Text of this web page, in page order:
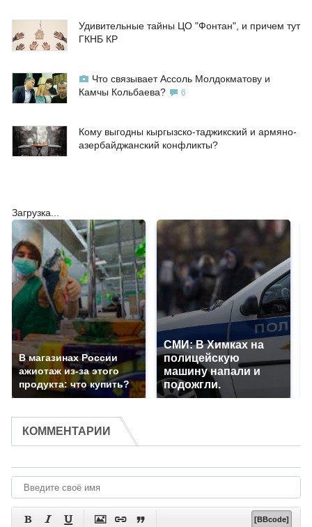
Удивительные тайны ЦО "Фонтан", и причем тут
ГКНБ КР
Что связывает Ассоль Молдокматову и
Камчы Кольбаева?
6
Кому выгодны кыргызско-таджикский и армяно-
азербайджанский конфликты?
Загрузка...
В магазинах России
ажиотаж из-за этого
продукта: что купить?
СМИ: В Химках на
полицейскую
машину напали и
подожгли.
КОММЕНТАРИИ
      [BBcode]